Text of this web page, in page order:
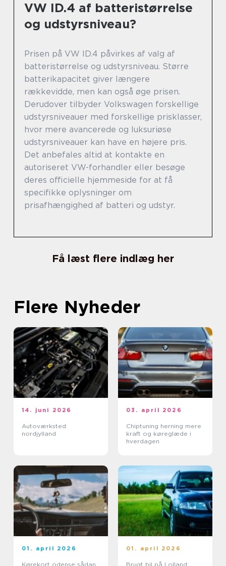
VW ID.4 af batteristørrelse
og udstyrsniveau?
Prisen på VW ID.4 påvirkes af valg af
batteristørrelse og udstyrsniveau. Større
batterikapacitet giver længere
rækkevidde, men kan også øge prisen.
Derudover tilbyder Volkswagen forskellige
udstyrsniveauer med forskellige prisklasser,
hvor mere avancerede og luksuriøse
udstyrsniveauer kan have en højere pris.
Det anbefales altid at kontakte en
autoriseret VW-forhandler eller besøge
deres officielle hjemmeside for at få
specifikke oplysninger om
prisafhængighed af batteri og udstyr.
Få læst flere indlæg her
Flere Nyheder
14. juni 2026
Autoværksted
nordjylland
03. april 2026
Chiptuning herning mere
kraft og køreglæde i
hverdagen
01. april 2026
Kørekort odense sådan
01. april 2026
Brugt bil på Lolland: